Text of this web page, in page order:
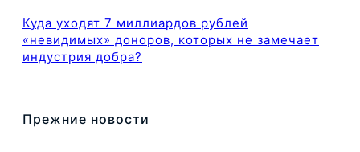
Куда уходят 7 миллиардов рублей
«невидимых» доноров, которых не замечает
индустрия добра?
Прежние новости